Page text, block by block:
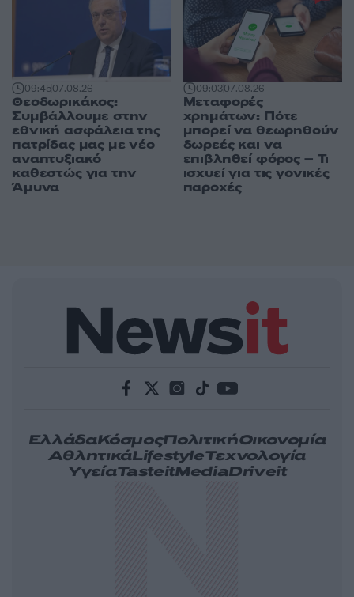
09:4507.08.26
Θεοδωρικάκος:
Συμβάλλουμε στην
εθνική ασφάλεια της
πατρίδας μας με νέο
αναπτυξιακό
καθεστώς για την
Άμυνα
09:0307.08.26
Μεταφορές
χρημάτων: Πότε
μπορεί να θεωρηθούν
δωρεές και να
επιβληθεί φόρος – Τι
ισχυεί για τις γονικές
παροχές
ΕλλάδαΚόσμοςΠολιτικήΟικονομία
ΑθλητικάLifestyleΤεχνολογία
ΥγείαTasteitMediaDriveit